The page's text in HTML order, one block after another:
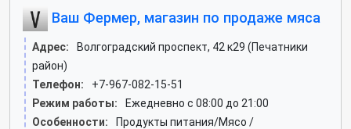
Ваш Фермер, магазин по продаже мяса
Адрес:
Волгоградский проспект, 42 к29 (Печатники
район)
Телефон:
+7-967-082-15-51
Режим работы:
Ежедневно с 08:00 до 21:00
Особенности:
Продукты питания/Мясо /